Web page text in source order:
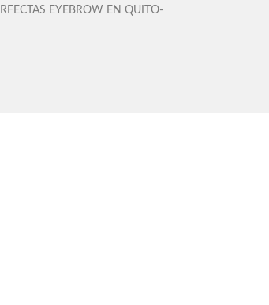
EYEBROW EN QUITO-